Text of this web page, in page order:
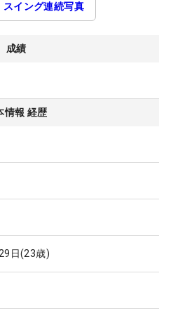
スイング連続写真
成績
情報 経歴
日(23歳)